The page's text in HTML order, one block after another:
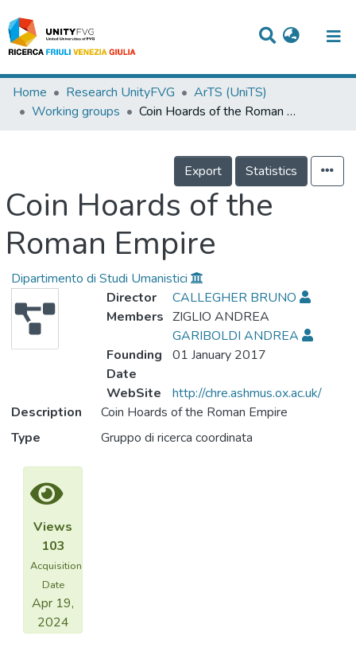
Titles
Departments
Events
Projects
People
Skills
Statistics
Home Research UnityFVG
ArTS (UniTS)
Working groups
Coin Hoards of the Roman Empire
Export Statistics
Coin Hoards of the
Roman Empire
Dipartimento di Studi Umanistici
Director
CALLEGHER BRUNO
Members ZIGLIO ANDREA
GARIBOLDI ANDREA
Founding
Date
01 January 2017
WebSite
http://chre.ashmus.ox.ac.uk/
Description
Coin Hoards of the Roman Empire
Type
Gruppo di ricerca coordinata
Views
103
Acquisition
Date
Apr 19,
2024